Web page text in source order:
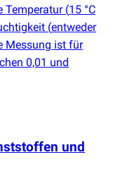
Temperatur (15 °C
(entweder
Messung ist für
0,01 und
und